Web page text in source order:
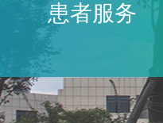
患者服务